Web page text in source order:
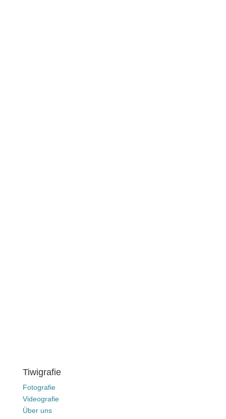
Tiwigrafie
Fotografie
Videografie
Über uns